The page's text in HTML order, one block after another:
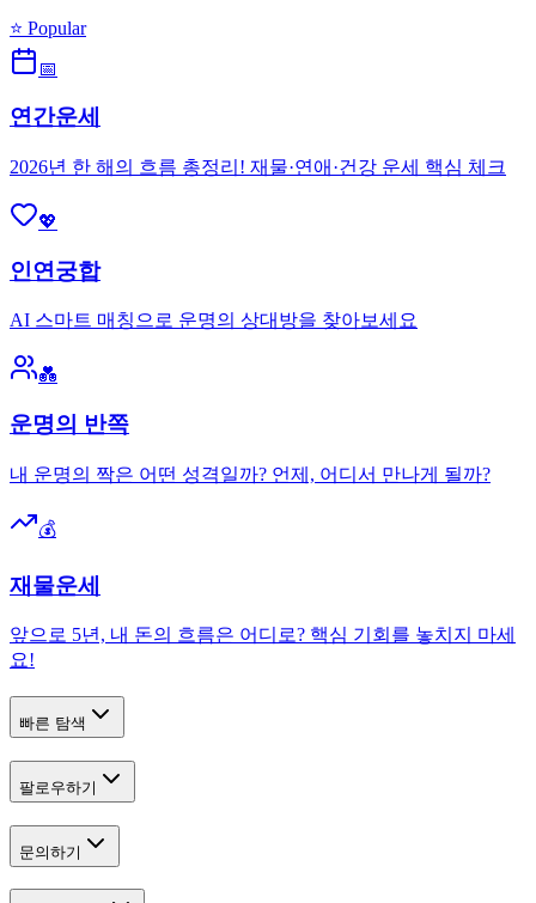
⭐ Popular
📅
연간운세
2026년 한 해의 흐름 총정리! 재물·연애·건강 운세 핵심 체크
💖
인연궁합
AI 스마트 매칭으로 운명의 상대방을 찾아보세요
💑
운명의 반쪽
내 운명의 짝은 어떤 성격일까? 언제, 어디서 만나게 될까?
💰
재물운세
앞으로 5년, 내 돈의 흐름은 어디로? 핵심 기회를 놓치지 마세
요!
빠른 탐색
팔로우하기
문의하기